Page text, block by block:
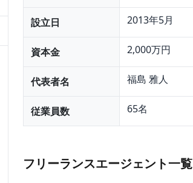
設立日 2013年5月
資本金 2,000万円
代表者名 福島 雅人
従業員数 65名
フリーランスエージェント一覧